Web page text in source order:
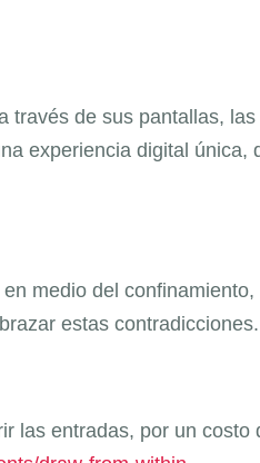
través de sus pantallas, las
experiencia digital única,
medio del confinamiento,
estas contradicciones.
las entradas, por un costo